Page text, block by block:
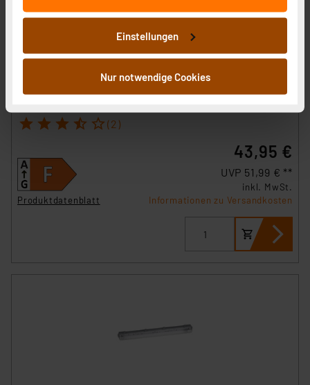
wir Informationen zu Ihrer Verwendung unserer Website
an unsere Partner für soziale Medien, Werbung und
Analysen weiter. Unsere Partner führen diese
Informationen möglicherweise mit weiteren Daten
zusammen, die Sie ihnen bereitgestellt haben oder die
sie im Rahmen Ihrer Nutzung der Dienste gesammelt
stimmen Sie sowohl dem Speichern und Abrufen von
der anschließenden Weiterverarbeitung für die
nachfolgend dargestellten bzw. die von Ihnen
ausgewählten Verarbeitungszwecke (Art. 6 Abs.1a DSG-
VO) zu. Eine detaillierte Auflistung der einzelnen
Cookies nach Zweck und Anbieter ist durch Klick auf
den Button „Ablehnen oder Einstellungen“ abrufbar. Sie
Die Rechtmäßigkeit der Speicherung, Abrufung und
Weiterverarbeitung dieser Daten zur Auswertung und
Einstellungen
Nur notwendige Cookies
Müller Licht 24-W-LED-Deckenleuchte Office Round
Sensor mit HF-Bewegungsmelder, warmweiß
Artikel-Nr. 124752
1 2 3 4 5 (2)
Produktdatenblatt
43,95 €
UVP 51,99 € **
inkl. MwSt.
Informationen zu Versandkosten